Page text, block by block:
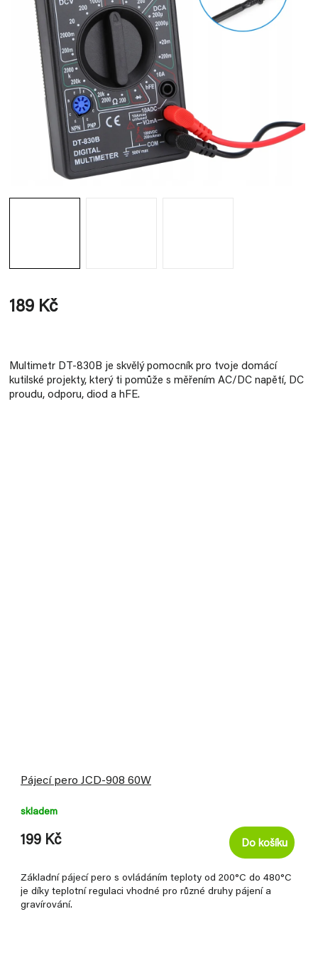
189 Kč
Multimetr DT-830B je skvělý pomocník pro tvoje domácí
kutilské projekty, který ti pomůže s měřením AC/DC napětí, DC
proudu, odporu, diod a hFE.
Pájecí pero JCD-908 60W
skladem
199 Kč Do košíku
Základní pájecí pero s ovládáním teploty od 200°C do 480°C
je díky teplotní regulaci vhodné pro různé druhy pájení a
gravírování.